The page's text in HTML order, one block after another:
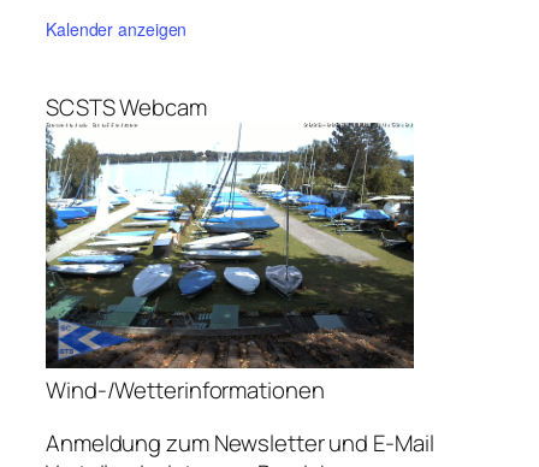
Kalender anzeigen
SCSTS Webcam
Wind-/Wetterinformationen
Anmeldung zum Newsletter und E-Mail